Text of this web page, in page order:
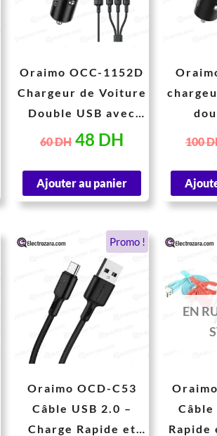
Oraimo OCC-1152D
Chargeur de Voiture
Double USB avec
Anneau LED 15.5W
60DH
60 DH.
48 DH
48 DH.
Ajouter au panier
100
Promo !
Oraimo OCD-C53
Câble USB 2.0 –
Charge Rapide et
prix
initial
était :
38 DH.
Le
actuel
EN
Câble
Rapide